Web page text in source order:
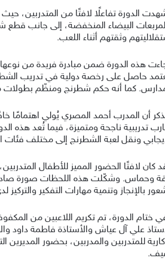
الدورة تفاعلًا لافتًا من المتدربين،
البيضاء المنخفضة، إلى جانب قطع
وثقتهم أثناء اللعب.
هذه الدورة ضمن مبادرة فريدة من
حاصل على رخصة دولية في تدريب
كما أنه حكم شطرنج ومنظّم بطولات
أن المدرب أحمد المصري يُولي اهتمامًا
تدريبية ناجحة ومتميزة، فيما تُعد هذه
ونقل لعبة الشطرنج إلى مختلف فئات
كان لافتًا الحضور المميز للأطفال
وحماس. وشكّلت هذه اللحظات صورة
بالإنجاز وتنمية مهارات التفكير
ختام الدورة، تم تكريم اللاعبين من
علي آل عياش والأستاذة فاطمة داود
للمتدربين والمدربين، بحضور